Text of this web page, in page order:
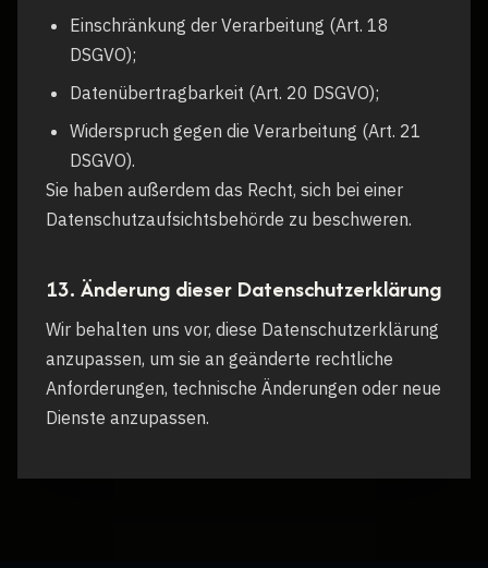
Einschränkung der Verarbeitung (Art. 18
DSGVO);
Datenübertragbarkeit (Art. 20 DSGVO);
Widerspruch gegen die Verarbeitung (Art. 21
DSGVO).
Sie haben außerdem das Recht, sich bei einer
Datenschutzaufsichtsbehörde zu beschweren.
13. Änderung dieser Datenschutzerklärung
Wir behalten uns vor, diese Datenschutzerklärung
anzupassen, um sie an geänderte rechtliche
Anforderungen, technische Änderungen oder neue
Dienste anzupassen.